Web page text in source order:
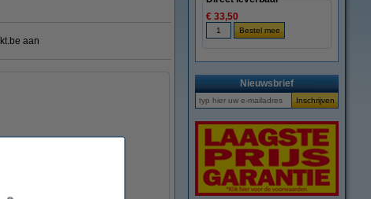
aan
€ 33,50
Nieuwsbrief